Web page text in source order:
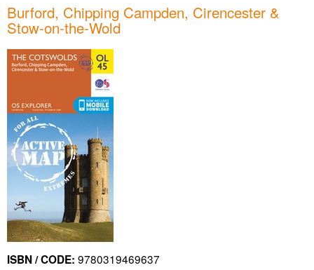
Burford, Chipping Campden, Cirencester &
Stow-on-the-Wold
ISBN / CODE: 9780319469637